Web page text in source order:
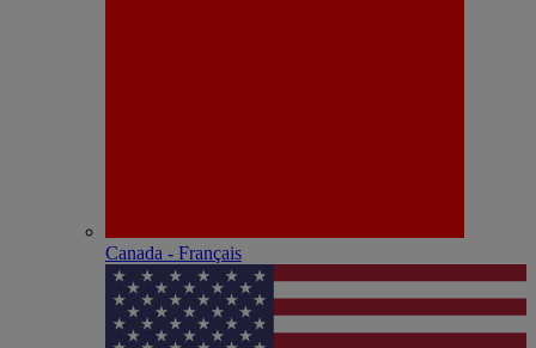
Canada - Français